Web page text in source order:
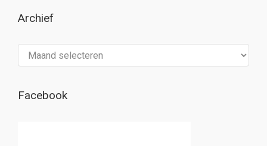
Archief
Facebook